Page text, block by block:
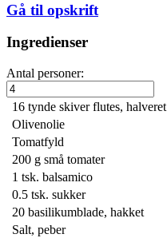
Gå til opskrift
Ingredienser
Antal personer:
16 tynde skiver flutes, halveret
Olivenolie
Tomatfyld
200 g små tomater
1 tsk. balsamico
0.5 tsk. sukker
20 basilikumblade, hakket
Salt, peber